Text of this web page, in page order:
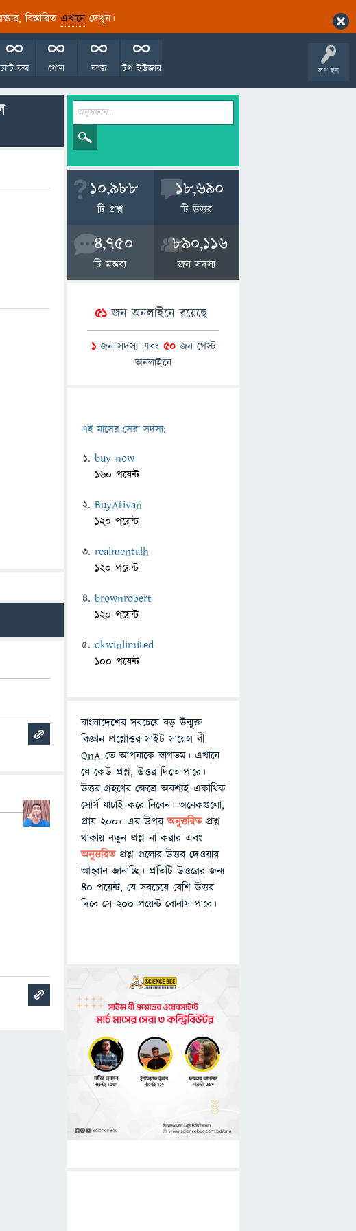
বিস্তারিত এখানেদেখুন।
লগ ইন
টপ ইউজার
ব্যাজ
পোল
চ্যাট রুম
10,988
টি প্রশ্ন
18,690
টি উত্তর
4,750
টি মন্তব্য
890,116
জন সদস্য
51জন অনলাইনে রয়েছে
1জন সদস্য এবং 50জন গেস্ট
অনলাইনে
এই মাসের সেরা সদস্য:
buy now
160 পয়েন্ট
BuyAtivan
120 পয়েন্ট
realmentalh
120 পয়েন্ট
brownrobert
120 পয়েন্ট
okwinlimited
100 পয়েন্ট
বাংলাদেশের সবচেয়ে বড় উন্মুক্ত
বিজ্ঞান প্রশ্নোত্তর সাইট সায়েন্স বী
QnA তে আপনাকে স্বাগতম। এখানে
যে কেউ প্রশ্ন, উত্তর দিতে পারে।
উত্তর গ্রহণের ক্ষেত্রে অবশ্যই একাধিক
সোর্স যাচাই করে নিবেন। অনেকগুলো,
প্রায় ২০০+ এর উপরঅনুত্তরিতপ্রশ্ন
থাকায় নতুন প্রশ্ন না করার এবং
অনুত্তরিত প্রশ্ন গুলোর উত্তর দেওয়ার
আহ্বান জানাচ্ছি। প্রতিটি উত্তরের জন্য
৪০ পয়েন্ট, যে সবচেয়ে বেশি উত্তর
দিবে সে ২০০ পয়েন্ট বোনাস পাবে।